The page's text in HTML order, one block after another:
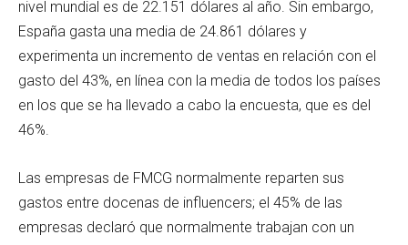
nivel mundial es de 22.151 dólares al año. Sin embargo,
España gasta una media de 24.861 dólares y
experimenta un incremento de ventas en relación con el
gasto del 43%, en línea con la media de todos los países
en los que se ha llevado a cabo la encuesta, que es del
46%.
Las empresas de FMCG normalmente reparten sus
gastos entre docenas de influencers; el 45% de las
empresas declaró que normalmente trabajan con un